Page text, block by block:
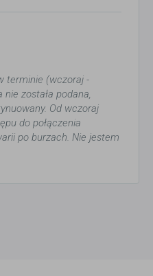
terminie (wczoraj -
nie została podana,
Od wczoraj
do połączenia
po burzach. Nie jestem